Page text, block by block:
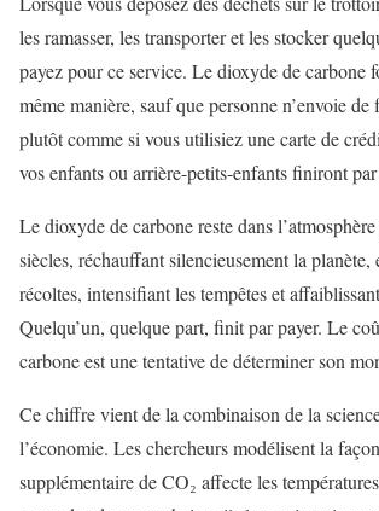
les ramasser, les transporter et les stocker
payez pour ce service. Le dioxyde de carbone
même manière, sauf que personne n’envoie de
plutôt comme si vous utilisiez une carte de
vos enfants ou arrière-petits-enfants finiront par
Le dioxyde de carbone reste dans
siècles, réchauffant silencieusement la planète,
récoltes, intensifiant les tempêtes et
Quelqu’un, quelque part, finit par payer. Le
carbone est une tentative de déterminer son
Ce chiffre vient de la combinaison de la
l’économie. Les chercheurs modélisent la
supplémentaire de CO₂ affecte les